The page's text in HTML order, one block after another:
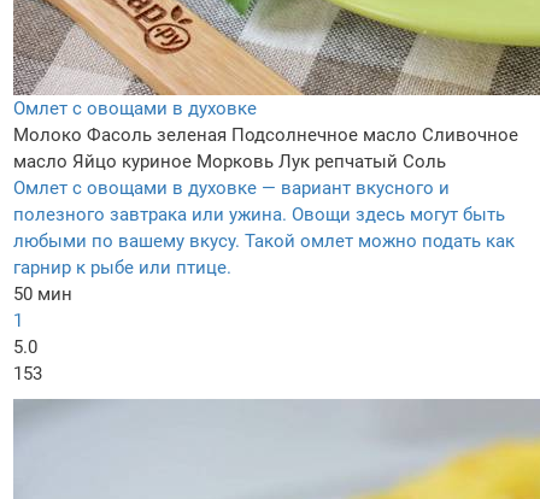
Омлет с овощами в духовке
Молоко Фасоль зеленая Подсолнечное масло Сливочное
масло Яйцо куриное Морковь Лук репчатый Соль
Омлет с овощами в духовке — вариант вкусного и
полезного завтрака или ужина. Овощи здесь могут быть
любыми по вашему вкусу. Такой омлет можно подать как
гарнир к рыбе или птице.
50 мин
1
5.0
153